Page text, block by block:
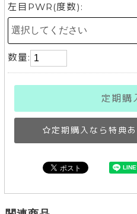
左目PWR(度数):
数量:
定期購
定期購入なら特典